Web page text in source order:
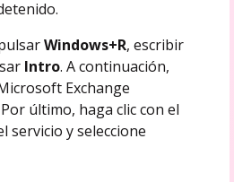
Windows+R, escribir
Intro. A continuación,
Exchange
último, haga clic con el
servicio y seleccione